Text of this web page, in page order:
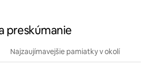
preskúmanie
Najzaujímavejšie pamiatky v okolí